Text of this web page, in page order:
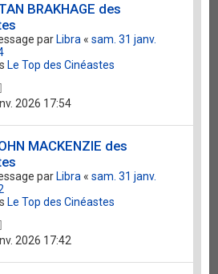
BRAKHAGE des
par Libra «sam. 31 janv.
Le Top des Cinéastes
2026 17:54
MACKENZIE des
par Libra «sam. 31 janv.
Le Top des Cinéastes
2026 17:42